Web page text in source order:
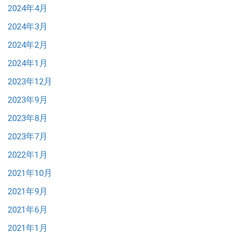
2024年4月
2024年3月
2024年2月
2024年1月
2023年12月
2023年9月
2023年8月
2023年7月
2022年1月
2021年10月
2021年9月
2021年6月
2021年1月